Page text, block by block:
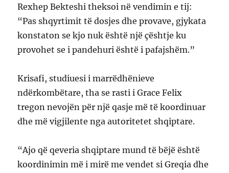
Rexhep Bekteshi theksoi në vendimin e tij:
“Pas shqyrtimit të dosjes dhe provave, gjykata
konstaton se kjo nuk është një çështje ku
provohet se i pandehuri është i pafajshëm.”
Krisafi, studiuesi i marrëdhënieve
ndërkombëtare, tha se rasti i Grace Felix
tregon nevojën për një qasje më të koordinuar
dhe më vigjilente nga autoritetet shqiptare.
“Ajo që qeveria shqiptare mund të bëjë është
koordinimin më i mirë me vendet si Greqia dhe